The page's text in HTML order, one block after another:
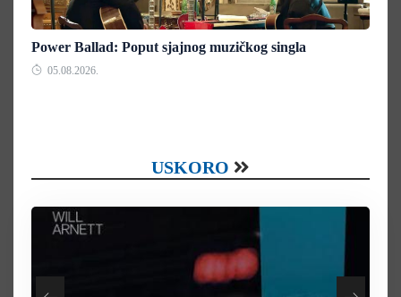
Power Ballad: Poput sjajnog muzičkog singla
05.08.2026.
USKORO